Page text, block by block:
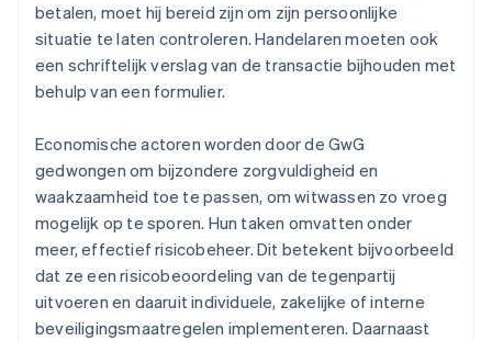
betalen, moet hij bereid zijn om zijn persoonlijke
situatie te laten controleren. Handelaren moeten ook
een schriftelijk verslag van de transactie bijhouden met
behulp van een formulier.
Economische actoren worden door de GwG
gedwongen om bijzondere zorgvuldigheid en
waakzaamheid toe te passen, om witwassen zo vroeg
mogelijk op te sporen. Hun taken omvatten onder
meer, effectief risicobeheer. Dit betekent bijvoorbeeld
dat ze een risicobeoordeling van de tegenpartij
uitvoeren en daaruit individuele, zakelijke of interne
beveiligingsmaatregelen implementeren. Daarnaast